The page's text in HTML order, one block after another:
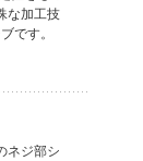
な加工技
です。
ネジ部シ